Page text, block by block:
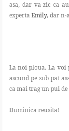
asa, dar va zic ca
expertaEmily, dar n-
La noi ploua. La voi
ascund pe sub pat
ca mai trag un pui de
Duminica reusita!